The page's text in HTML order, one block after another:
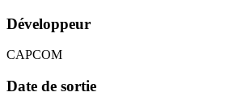
Développeur
CAPCOM
Date de sortie